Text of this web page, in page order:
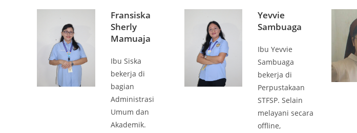
Fransiska
Sherly
Mamuaja
Ibu Siska
bekerja di
bagian
Administrasi
Umum dan
Akademik.
Yevvie
Sambuaga
Ibu Yevvie
Sambuaga
bekerja di
Perpustakaan
STFSP. Selain
melayani secara
offline,